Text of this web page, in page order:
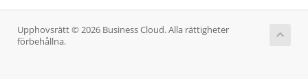
Upphovsrätt © 2026 Business Cloud. Alla rättigheter
förbehållna.